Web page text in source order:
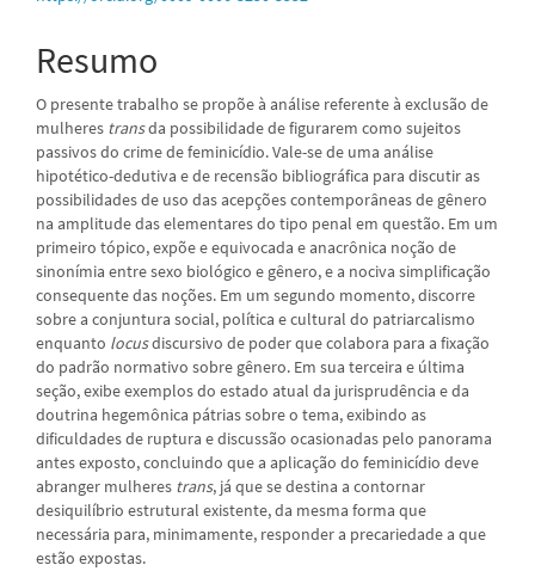
Resumo
O presente trabalho se propõe à análise referente à exclusão de
mulheres transda possibilidade de figurarem como sujeitos
passivos do crime de feminicídio. Vale-se de uma análise
hipotético-dedutiva e de recensão bibliográfica para discutir as
possibilidades de uso das acepções contemporâneas de gênero
na amplitude das elementares do tipo penal em questão. Em um
primeiro tópico, expõe e equivocada e anacrônica noção de
sinonímia entre sexo biológico e gênero, e a nociva simplificação
consequente das noções. Em um segundo momento, discorre
sobre a conjuntura social, política e cultural do patriarcalismo
enquanto locusdiscursivo de poder que colabora para a fixação
do padrão normativo sobre gênero. Em sua terceira e última
seção, exibe exemplos do estado atual da jurisprudência e da
doutrina hegemônica pátrias sobre o tema, exibindo as
dificuldades de ruptura e discussão ocasionadas pelo panorama
antes exposto, concluindo que a aplicação do feminicídio deve
abranger mulheres trans, já que se destina a contornar
desiquilíbrio estrutural existente, da mesma forma que
necessária para, minimamente, responder a precariedade a que
estão expostas.